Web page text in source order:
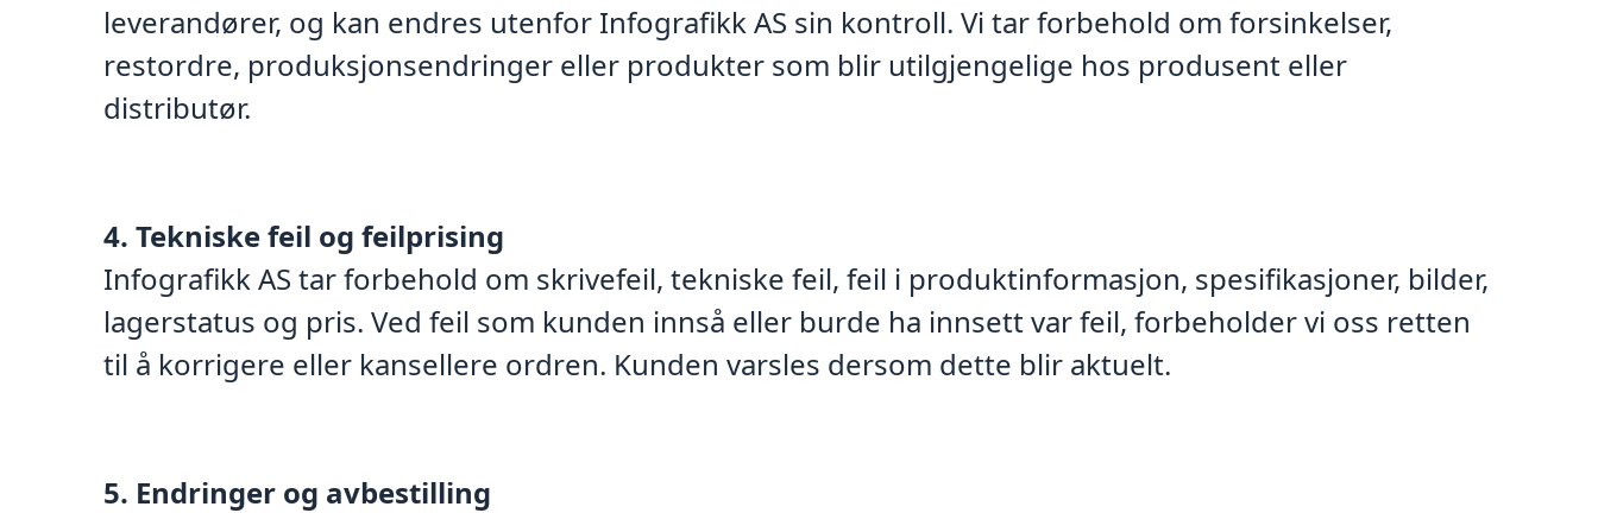
leverandører, og kan endres utenfor Infografikk AS sin kontroll. Vi tar forbehold om forsinkelser,
restordre, produksjonsendringer eller produkter som blir utilgjengelige hos produsent eller
distributør.
4. Tekniske feil og feilprising
Infografikk AS tar forbehold om skrivefeil, tekniske feil, feil i produktinformasjon, spesifikasjoner, bilder,
lagerstatus og pris. Ved feil som kunden innså eller burde ha innsett var feil, forbeholder vi oss retten
til å korrigere eller kansellere ordren. Kunden varsles dersom dette blir aktuelt.
5. Endringer og avbestilling